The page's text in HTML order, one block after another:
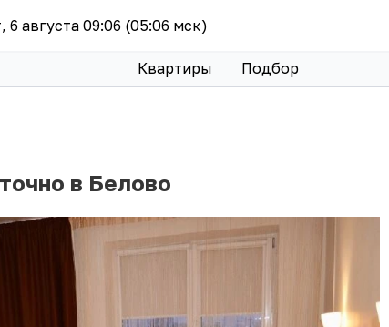
6 августа 09:06 (05:06 мск)
Квартиры Подбор
в Белово